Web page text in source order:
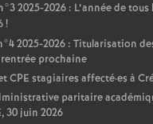
2025-2026 : L’année de tous
!
2025-2026 : Titularisation
prochaine
CPE stagiaires affecté·es à
paritaire
, 30 juin 2026